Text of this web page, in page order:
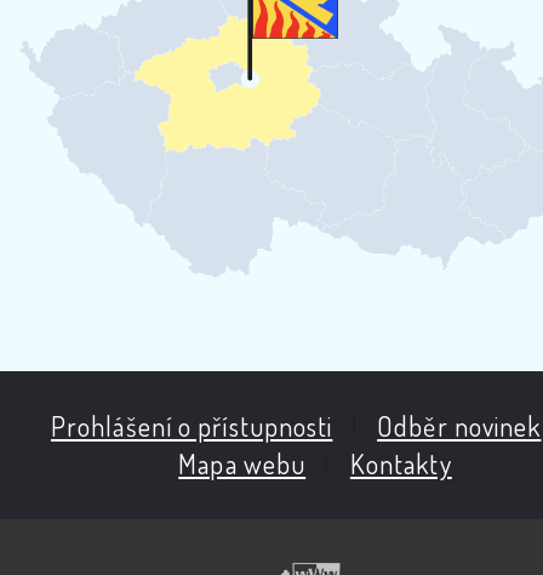
Prohlášení o přístupnosti Odběr novinek
Mapa webu
Kontakty